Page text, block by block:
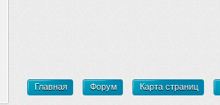
Главная Форум Карта страниц